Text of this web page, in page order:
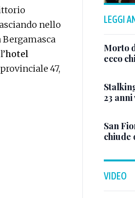
nello
hotel
47,
LEGGI
Morto
ecco
23
San
chiude
VIDEO